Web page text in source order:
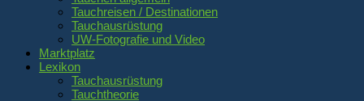
Tauchreisen / Destinationen
Tauchausrüstung
UW-Fotografie und Video
Marktplatz
Lexikon
Tauchausrüstung
Tauchtheorie